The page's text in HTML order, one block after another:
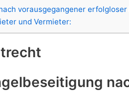
vorausgegangener
und Vermieter: